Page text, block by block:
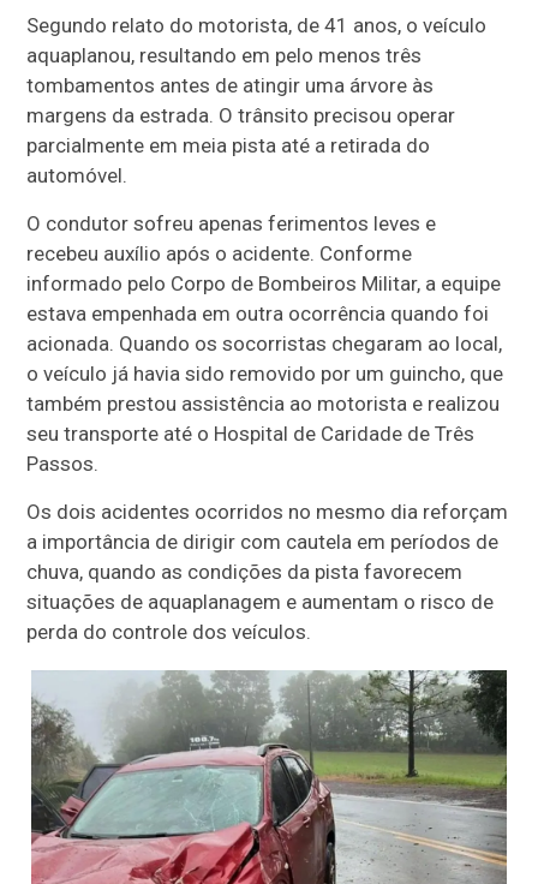
Segundo relato do motorista, de 41 anos, o veículo
aquaplanou, resultando em pelo menos três
tombamentos antes de atingir uma árvore às
margens da estrada. O trânsito precisou operar
parcialmente em meia pista até a retirada do
automóvel.
O condutor sofreu apenas ferimentos leves e
recebeu auxílio após o acidente. Conforme
informado pelo Corpo de Bombeiros Militar, a equipe
estava empenhada em outra ocorrência quando foi
acionada. Quando os socorristas chegaram ao local,
o veículo já havia sido removido por um guincho, que
também prestou assistência ao motorista e realizou
seu transporte até o Hospital de Caridade de Três
Passos.
Os dois acidentes ocorridos no mesmo dia reforçam
a importância de dirigir com cautela em períodos de
chuva, quando as condições da pista favorecem
situações de aquaplanagem e aumentam o risco de
perda do controle dos veículos.